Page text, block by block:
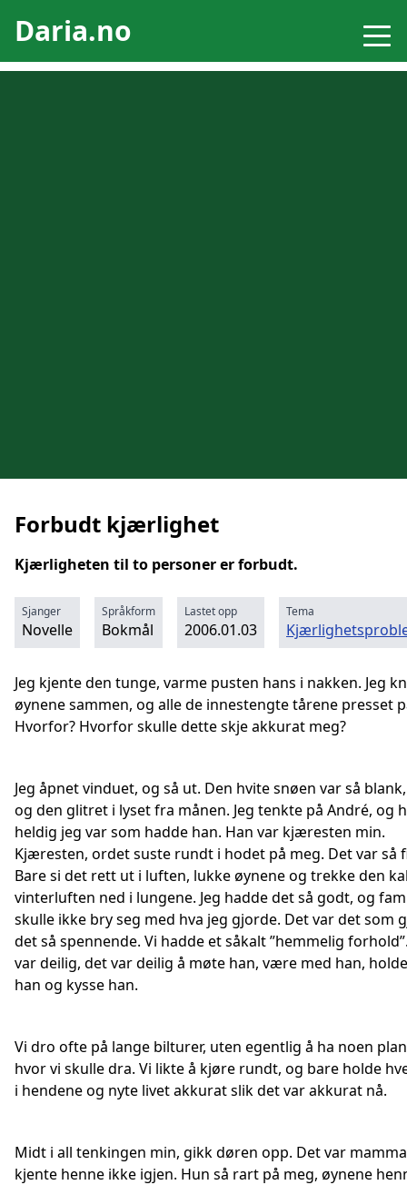
Daria.no
Forbudt kjærlighet
Kjærligheten til to personer er forbudt.
Sjanger
Novelle
Språkform
Bokmål
Lastet opp
2006.01.03
Tema
Jeg kjente den tunge, varme pusten hans i nakken. Jeg
øynene sammen, og alle de innestengte tårene presset
Hvorfor? Hvorfor skulle dette skje akkurat meg?
Jeg åpnet vinduet, og så ut. Den hvite snøen var så
og den glitret i lyset fra månen. Jeg tenkte på André, og
heldig jeg var som hadde han. Han var kjæresten min.
Kjæresten, ordet suste rundt i hodet på meg. Det var så
Bare si det rett ut i luften, lukke øynene og trekke den
vinterluften ned i lungene. Jeg hadde det så godt, og
skulle ikke bry seg med hva jeg gjorde. Det var det som
det så spennende. Vi hadde et såkalt ”hemmelig
var deilig, det var deilig å møte han, være med han,
han og kysse han.
Vi dro ofte på lange bilturer, uten egentlig å ha noen
hvor vi skulle dra. Vi likte å kjøre rundt, og bare holde
i hendene og nyte livet akkurat slik det var akkurat nå.
Midt i all tenkingen min, gikk døren opp. Det var
kjente henne ikke igjen. Hun så rart på meg, øynene